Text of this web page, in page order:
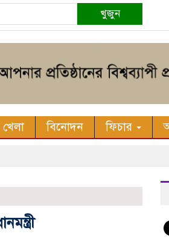
খুজুন
খেলা বিনোদন ফিচার